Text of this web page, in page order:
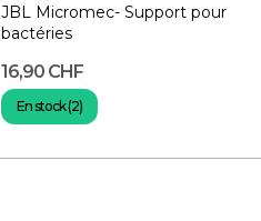
JBL Micromec- Support pour
bactéries
16,90 CHF
En stock (2)